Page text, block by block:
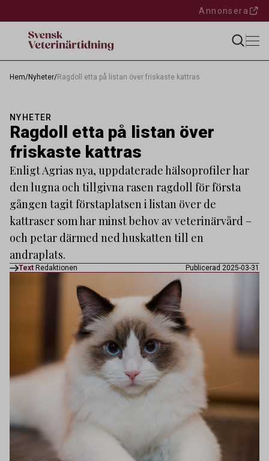
Annonsera
Hem/Nyheter/Ragdoll etta på listan över friskaste kattras
NYHETER
Ragdoll etta på listan över
friskaste kattras
Enligt Agrias nya, uppdaterade hälsoprofiler har
den lugna och tillgivna rasen ragdoll för första
gången tagit förstaplatsen i listan över de
kattraser som har minst behov av veterinärvård –
och petar därmed ned huskatten till en
andraplats.
Text Redaktionen Publicerad 2025-03-31